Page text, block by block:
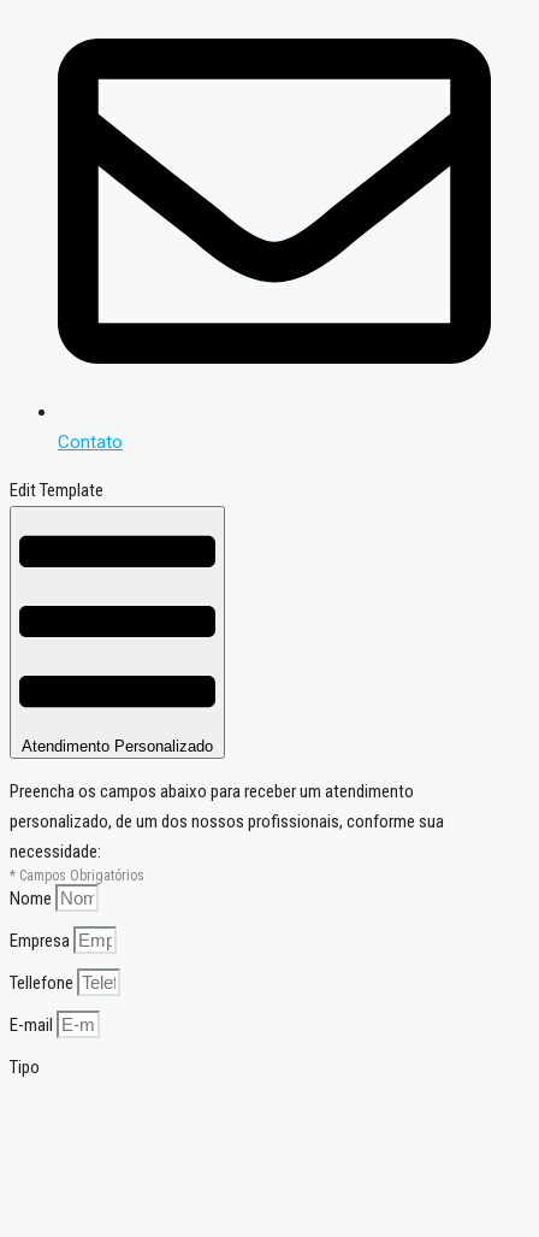
Contato
Edit Template
Atendimento Personalizado
Preencha os campos abaixo para receber um atendimento
personalizado, de um dos nossos profissionais, conforme sua
necessidade:
* Campos Obrigatórios
Nome
Empresa
Tellefone
E-mail
Tipo